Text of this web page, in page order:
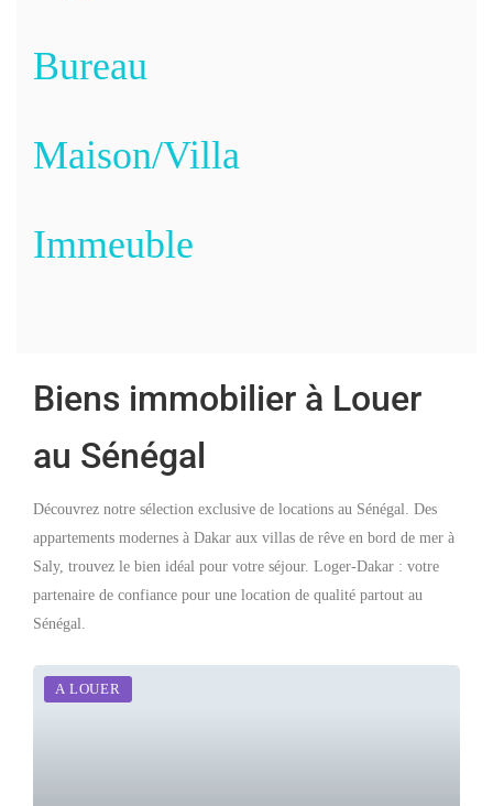
Bureau
Maison/Villa
Immeuble
Biens immobilier à Louer
au Sénégal
Découvrez notre sélection exclusive de locations au Sénégal. Des
appartements modernes à Dakar aux villas de rêve en bord de mer à
Saly, trouvez le bien idéal pour votre séjour. Loger-Dakar : votre
partenaire de confiance pour une location de qualité partout au
Sénégal.
A LOUER